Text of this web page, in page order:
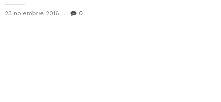
23 noiembrie 2016 0